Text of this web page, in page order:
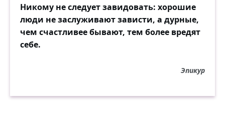
Никому не следует завидовать: хорошие
люди не заслуживают зависти, а дурные,
чем счастливее бывают, тем более вредят
себе.
Эпикур